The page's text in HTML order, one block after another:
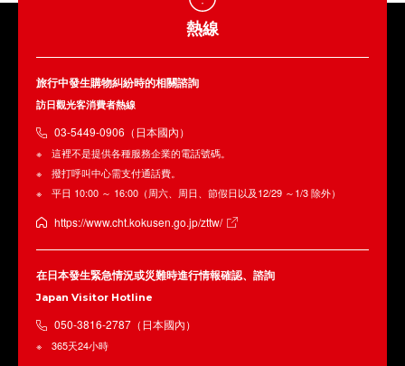
熱線
旅行中發生購物糾紛時的相關諮詢
訪日觀光客消費者熱線
03-5449-0906（日本國內）
這裡不是提供各種服務企業的電話號碼。
撥打呼叫中心需支付通話費。
平日 10:00 ～ 16:00（周六、周日、節假日以及12/29 ～1/3 除外）
https://www.cht.kokusen.go.jp/zttw/
在日本發生緊急情況或災難時進行情報確認、諮詢
Japan Visitor Hotline
050-3816-2787（日本國內）
365天24小時